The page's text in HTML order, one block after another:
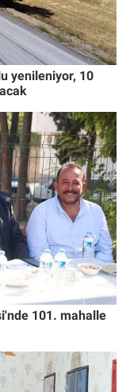
yenileniyor, 10
101. mahalle